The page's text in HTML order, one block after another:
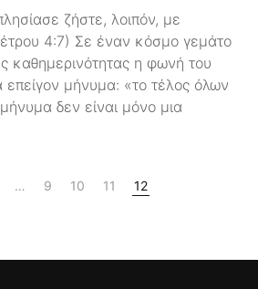
ζήστε, λοιπόν, με
4:7) Σε έναν κόσμο γεμάτο
καθημερινότητας η φωνή του
μήνυμα: «το τέλος όλων
δεν είναι μόνο μια
… 9 10 11 12